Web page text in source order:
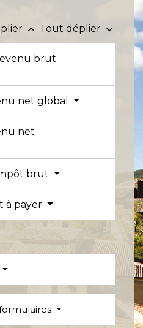
keyboard_arrow_up Tout déplier keyboard_arrow_down
brut
net global
net
brut
à payer